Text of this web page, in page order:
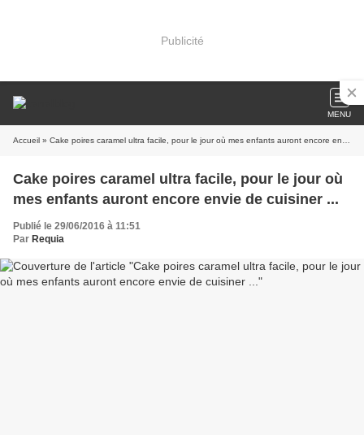
Publicité
MENU
Accueil » Cake poires caramel ultra facile, pour le jour où mes enfants auront encore envie de cuisiner ...
Cake poires caramel ultra facile, pour le jour où
mes enfants auront encore envie de cuisiner ...
Publié le 29/06/2016 à 11:51
Par Requia